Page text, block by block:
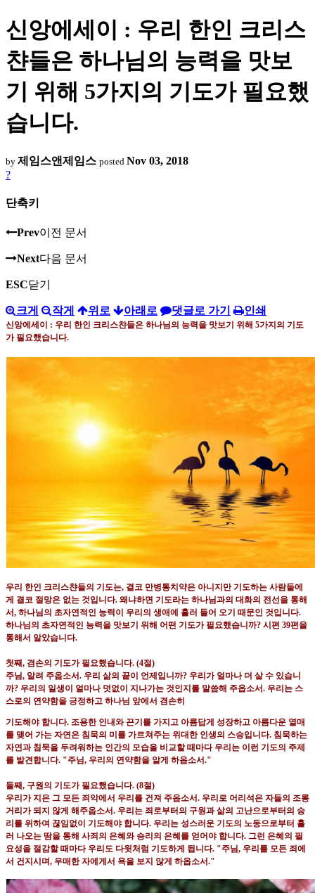
신앙에세이 : 우리 한인 크리스
챤들은 하나님의 능력을 맛보
기 위해 5가지의 기도가 필요했
습니다.
by 제임스앤제임스 posted Nov 03, 2018
?
단축키
Prev이전 문서
Next다음 문서
ESC닫기
크게 작게 위로 아래로 댓글로 가기 인쇄
신앙에세이 : 우리 한인 크리스챤들은 하나님의 능력을 맛보기 위해 5가지의 기도
가 필요했습니다.
우리 한인 크리스챤들의 기도는, 결코 만병통치약은 아니지만 기도하는 사람들에
게 결코 절망은 없는 것입니다. 왜냐하면 기도라는 하나님과의 대화의 전선을 통해
서, 하나님의 초자연적인 능력이 우리의 생애에 흘러 들어 오기 때문인 것입니다.
하나님의 초자연적인 능력을 맛보기 위해 어떤 기도가 필요했습니까? 시편 39편을
통해서 알았습니다.
첫째, 겸손의 기도가 필요했습니다. (4절)
주님, 알려 주옵소서. 우리 삶의 끝이 언제입니까? 우리가 얼마나 더 살 수 있습니
까? 우리의 일생이 얼마나 덧없이 지나가는 것인지를 말씀해 주옵소서. 우리는 스
스로의 연약함을 긍정하고 하나님 앞에서 겸손히
기도해야 합니다. 조용한 인내와 끈기를 가지고 아름답게 성장하고 아름다운 열매
를 맺어 가는 자연은 침묵의 미를 가르쳐주는 위대한 인생의 스승입니다. 침묵하는
자연과 침묵을 두려워하는 인간의 모습을 비교할 때마다 우리는 이런 기도의 주제
를 발견합니다. "주님, 우리의 연약함을 알게 하옵소서."
둘째, 구원의 기도가 필요했습니다. (8절)
우리가 지은 그 모든 죄악에서 우리를 건져 주옵소서. 우리로 어리석은 자들의 조롱
거리가 되지 않게 해주옵소서. 우리는 죄로부터의 구원과 삶의 고난으로부터의 승
리를 위하여 끊임없이 기도해야 합니다. 우리는 성스러운 기도의 노동으로부터 흘
러 나오는 땀을 통해 사죄의 은혜와 승리의 은혜를 얻어야 합니다. 그런 은혜의 필
요성을 절감할 때마다 우리도 다윗처럼 기도하게 됩니다. "주님, 우리를 모든 죄에
서 건지시며, 우매한 자에게서 욕을 보지 않게 하옵소서."